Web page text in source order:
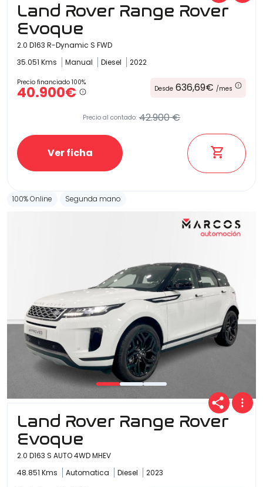
Land Rover Range Rover
Evoque
2.0 D163 R-Dynamic S FWD
35.051 Kms
Manual Diesel 2022
Precio financiado 100%
40.900€ Desde 636,69€ /mes
Precio al contado: 42.900 €
Ver ficha
100% Online Segunda mano
Land Rover Range Rover
Evoque
2.0 D163 S AUTO 4WD MHEV
48.851 Kms
Automatica Diesel 2023